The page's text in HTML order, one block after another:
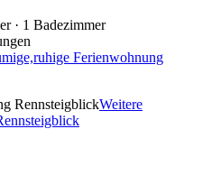
· 1 Badezimmer
Ferienwohnung
Weitere